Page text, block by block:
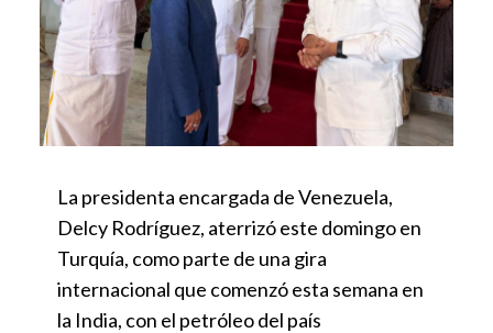
La presidenta encargada de Venezuela,
Delcy Rodríguez, aterrizó este domingo en
Turquía, como parte de una gira
internacional que comenzó esta semana en
la India, con el petróleo del país